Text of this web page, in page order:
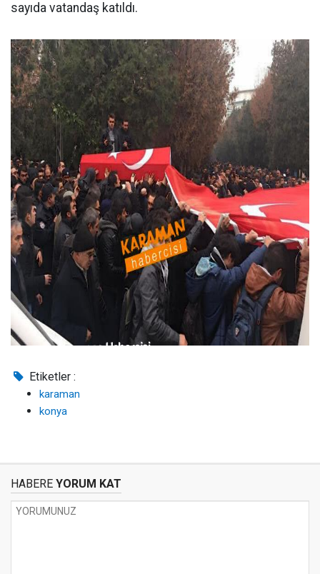
sayıda vatandaş katıldı.
Etiketler :
karaman
konya
HABERE YORUM KAT